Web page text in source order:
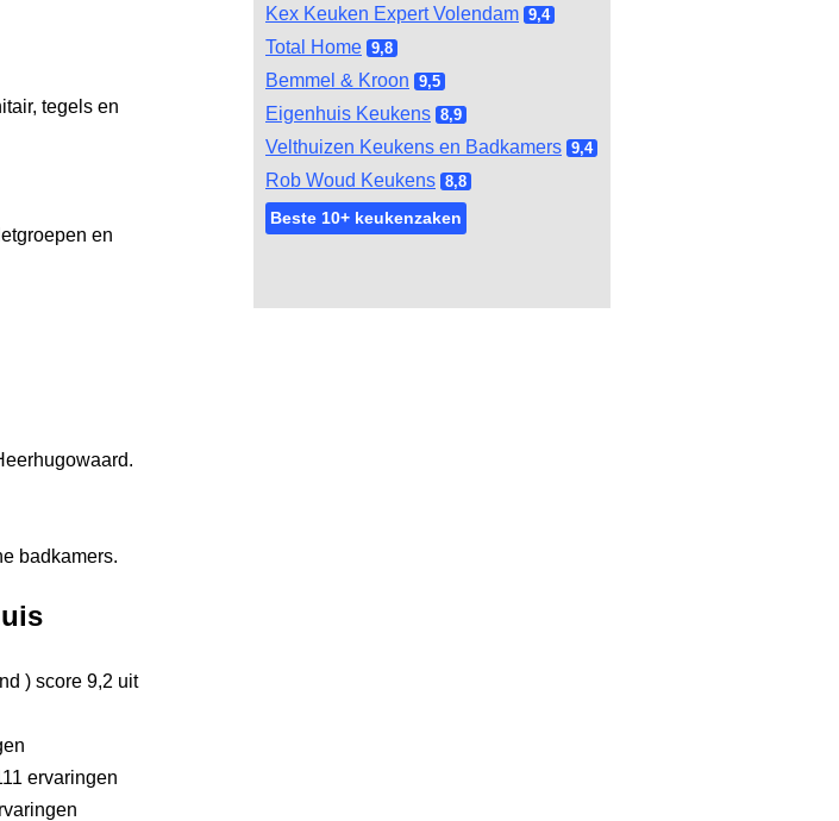
Kex Keuken Expert Volendam 9,4
Total Home 9,8
Bemmel & Kroon 9,5
Eigenhuis Keukens 8,9
Velthuizen Keukens en Badkamers 9,4
Rob Woud Keukens 8,8
Beste 10+ keukenzaken
tegels en
en
badkamers.
) score 9,2 uit
ervaringen